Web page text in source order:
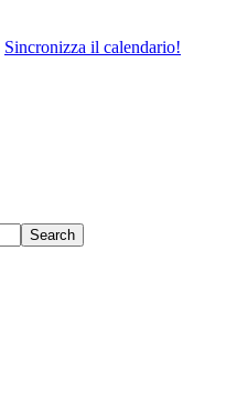
Sincronizza il calendario!